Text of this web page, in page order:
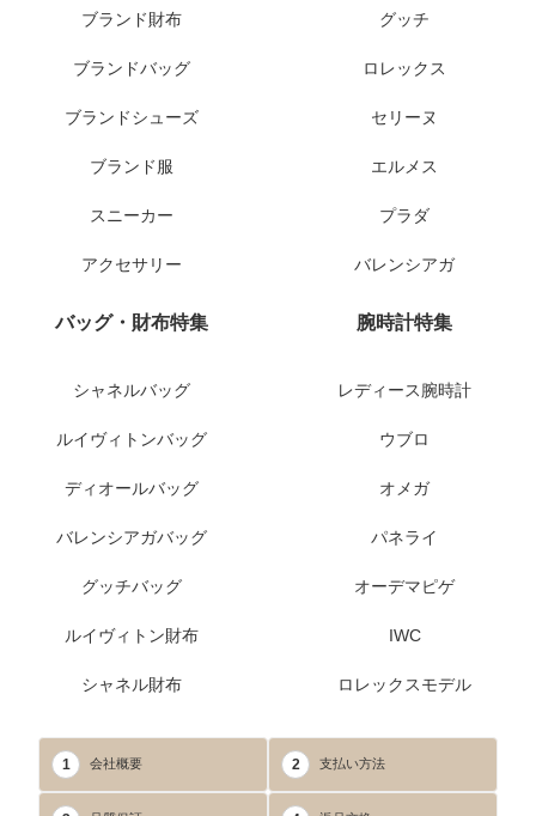
ブランド財布
ブランドバッグ
ブランドシューズ
ブランド服
スニーカー
アクセサリー
グッチ
ロレックス
セリーヌ
エルメス
プラダ
バレンシアガ
バッグ・財布特集
シャネルバッグ
ルイヴィトンバッグ
ディオールバッグ
バレンシアガバッグ
グッチバッグ
ルイヴィトン財布
シャネル財布
腕時計特集
レディース腕時計
ウブロ
オメガ
パネライ
オーデマピゲ
IWC
ロレックスモデル
1 会社概要 2 支払い方法